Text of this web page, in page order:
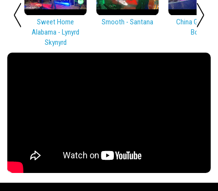
Sweet Home
Alabama - Lynyrd
Skynyrd
Smooth - Santana
China Girl -
Bowie